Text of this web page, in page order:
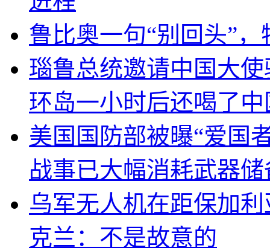
鲁比奥一句“别回头”
瑙鲁总统邀请中国大
环岛一小时后还喝了
美国国防部被曝“爱国
战事已大幅消耗武器储
乌军无人机在距保加
克兰：不是故意的